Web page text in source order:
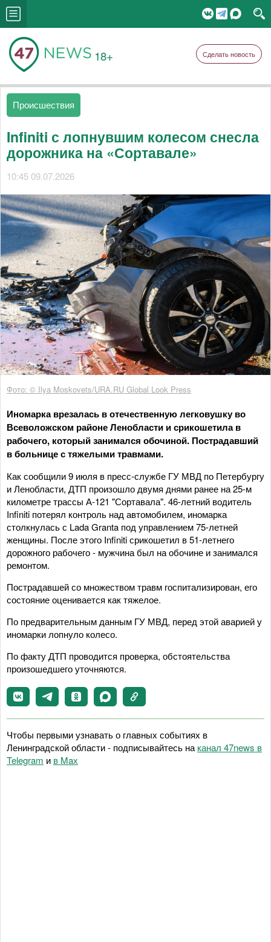
18+ Сделать новость
Происшествия
Infiniti с лопнувшим колесом снесла
дорожника на «Сортавале»
10:45 09.07.2026
Фото: © Ilya Moskovets/URA.RU Global Look Press
Иномарка врезалась в отечественную легковушку во
Всеволожском районе Ленобласти и срикошетила в
рабочего, который занимался обочиной. Пострадавший
в больнице с тяжелыми травмами.
Как сообщили 9 июля в пресс-службе ГУ МВД по Петербургу
и Ленобласти, ДТП произошло двумя днями ранее на 25-м
километре трассы А-121 "Сортавала". 46-летний водитель
Infiniti потерял контроль над автомобилем, иномарка
столкнулась с Lada Granta под управлением 75-летней
женщины. После этого Infiniti срикошетил в 51-летнего
дорожного рабочего - мужчина был на обочине и занимался
ремонтом.
Пострадавшей со множеством травм госпитализирован, его
состояние оценивается как тяжелое.
По предварительным данным ГУ МВД, перед этой аварией у
иномарки лопнуло колесо.
По факту ДТП проводится проверка, обстоятельства
произошедшего уточняются.
Чтобы первыми узнавать о главных событиях в
Ленинградской области - подписывайтесь на канал 47news в
Telegram и в Maх